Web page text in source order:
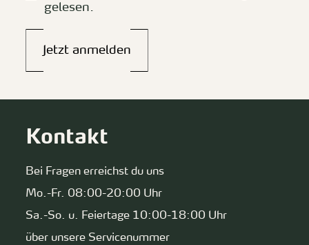
gelesen.
Jetzt anmelden
Kontakt
Bei Fragen erreichst du uns
Mo.-Fr. 08:00-20:00 Uhr
Sa.-So. u. Feiertage 10:00-18:00 Uhr
über unsere Servicenummer